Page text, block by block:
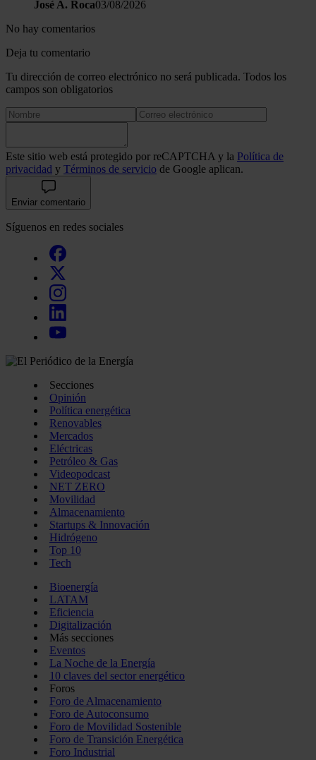
José A. Roca03/08/2026
No hay comentarios
Deja tu comentario
Tu dirección de correo electrónico no será publicada. Todos los
campos son obligatorios
Este sitio web está protegido por reCAPTCHA y la Política de
privacidad y Términos de servicio de Google aplican.
Enviar comentario
Síguenos en redes sociales
Secciones
Opinión
Política energética
Renovables
Mercados
Eléctricas
Petróleo & Gas
Videopodcast
NET ZERO
Movilidad
Almacenamiento
Startups & Innovación
Hidrógeno
Top 10
Tech
Bioenergía
LATAM
Eficiencia
Digitalización
Más secciones
Eventos
La Noche de la Energía
10 claves del sector energético
Foros
Foro de Almacenamiento
Foro de Autoconsumo
Foro de Movilidad Sostenible
Foro de Transición Energética
Foro Industrial